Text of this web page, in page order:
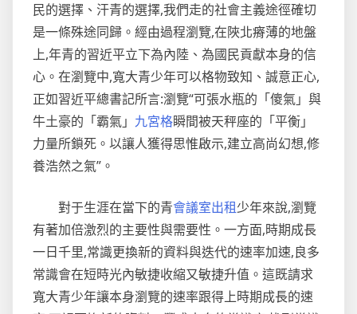
民的選擇、汗青的選擇,我們走的社會主義途徑確切
是一條殊途同歸。經由過程瀏覽,在陜北瘠薄的地盤
上,年青的習近平立下為內陸、為國民貢獻本身的信
心。在瀏覽中,寬大青少年可以格物致知、誠意正心,
正如習近平總書記所言:瀏覽“可張水瓶的「傻氣」與
牛土豪的「霸氣」 九宮格瞬間被天秤座的「平衡」
力量所鎖死。以讓人獲得思惟啟示,建立高尚幻想,修
養浩然之氣”。
對于生涯在當下的青會議室出租少年來說,瀏覽
有著加倍激烈的主要性與需要性。一方面,時期成長
一日千里,常識更換新的資料與迭代的速率加速,良多
常識會在短時光內敏捷收縮又敏捷升值。這既請求
寬大青少年讓本身瀏覽的速率跟得上時期成長的速